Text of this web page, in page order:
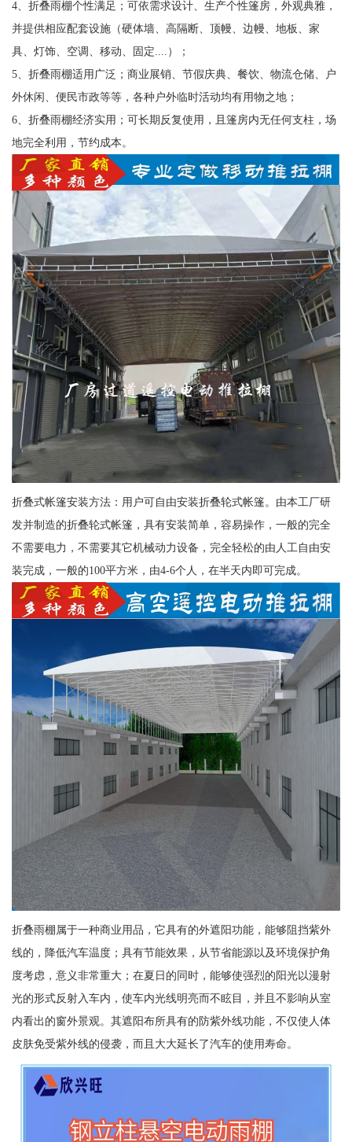
4、折叠雨棚个性满足；可依需求设计、生产个性篷房，外观典雅，
并提供相应配套设施（硬体墙、高隔断、顶幔、边幔、地板、家
具、灯饰、空调、移动、固定....）；
5、折叠雨棚适用广泛；商业展销、节假庆典、餐饮、物流仓储、户
外休闲、便民市政等等，各种户外临时活动均有用物之地；
6、折叠雨棚经济实用；可长期反复使用，且篷房内无任何支柱，场
地完全利用，节约成本。
折叠式帐篷安装方法：用户可自由安装折叠轮式帐篷。由本工厂研
发并制造的折叠轮式帐篷，具有安装简单，容易操作，一般的完全
不需要电力，不需要其它机械动力设备，完全轻松的由人工自由安
装完成，一般的100平方米，由4-6个人，在半天内即可完成。
折叠雨棚属于一种商业用品，它具有的外遮阳功能，能够阻挡紫外
线的，降低汽车温度；具有节能效果，从节省能源以及环境保护角
度考虑，意义非常重大；在夏日的同时，能够使强烈的阳光以漫射
光的形式反射入车内，使车内光线明亮而不眩目，并且不影响从室
内看出的窗外景观。其遮阳布所具有的防紫外线功能，不仅使人体
皮肤免受紫外线的侵袭，而且大大延长了汽车的使用寿命。